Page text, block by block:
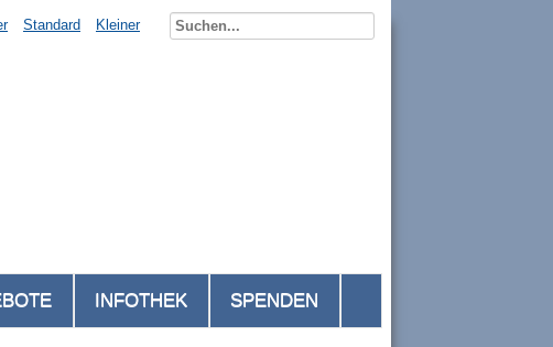
INFOTHEK SPENDEN
Standard Kleiner